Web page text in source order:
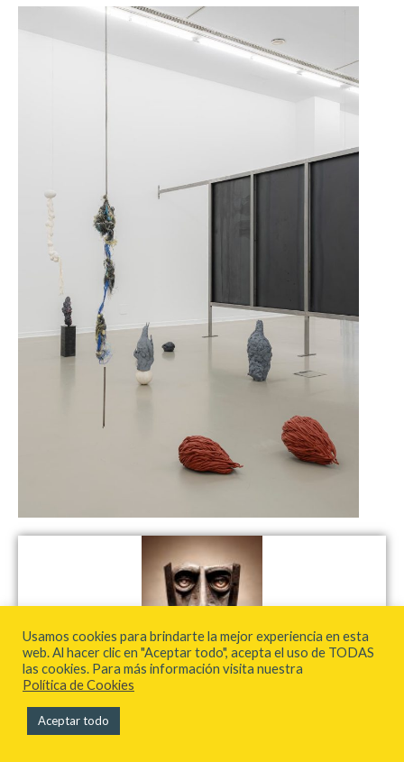
El arte vasco de Patxi Xabier Lezama vuelve a New York con
una mirada mitológica y de vanguardia
Usamos cookies para brindarte la mejor experiencia en esta
web. Al hacer clic en "Aceptar todo", acepta el uso de TODAS
las cookies. Para más información visita nuestra
Política de Cookies
Aceptar todo